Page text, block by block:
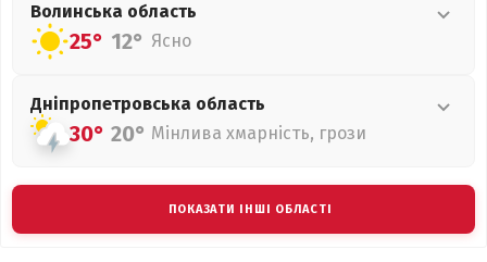
Волинська область
25° 12° Ясно
Дніпропетровська область
30° 20° Мінлива хмарність, грози
ПОКАЗАТИ ІНШІ ОБЛАСТІ